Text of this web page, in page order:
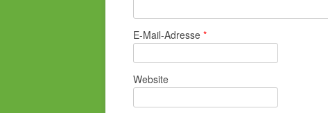
E-Mail-Adresse *
Website